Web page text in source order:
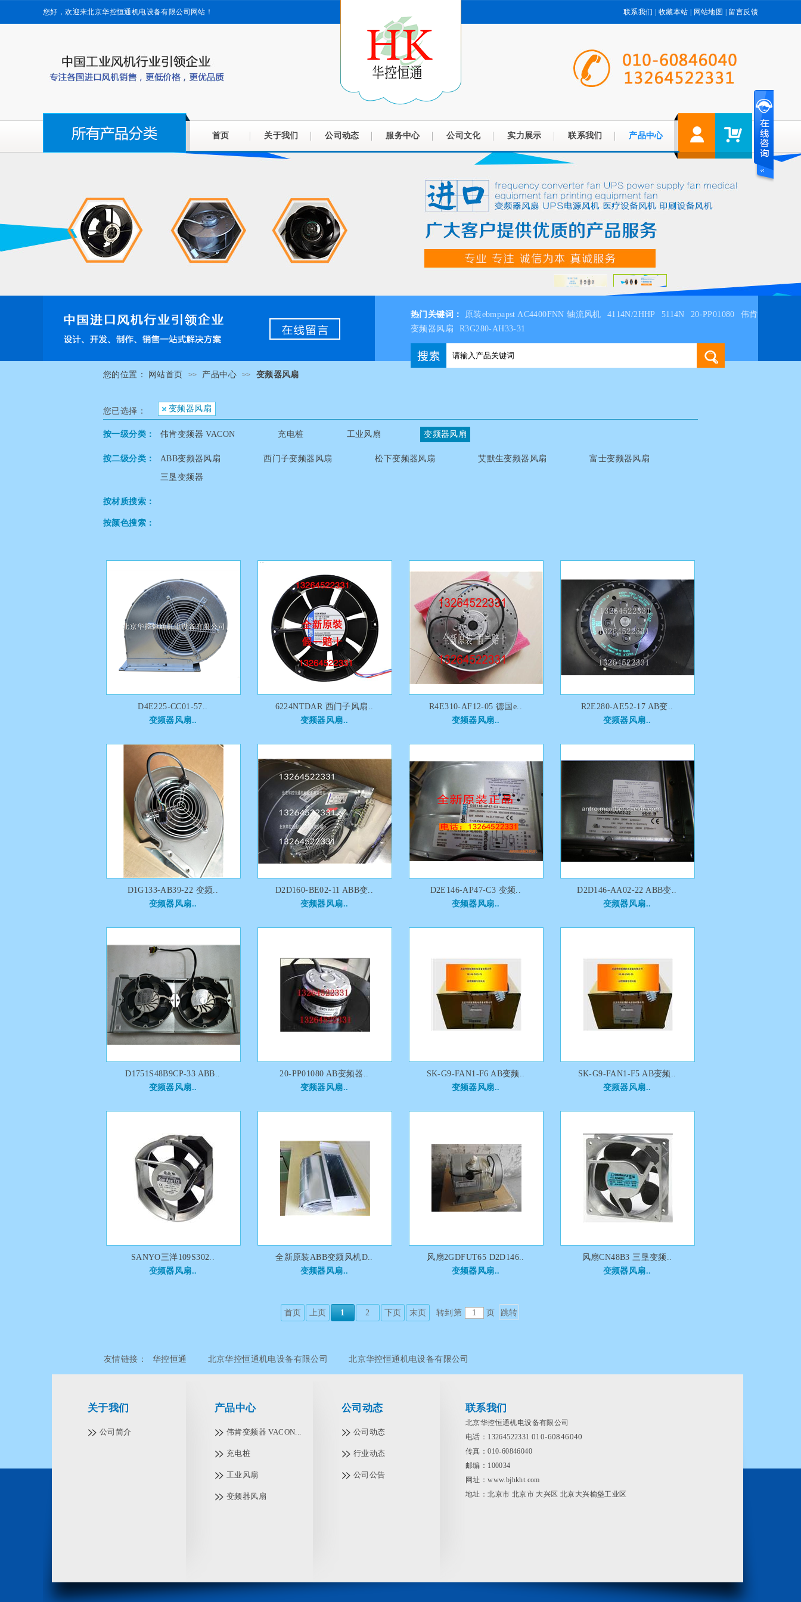
您好，欢迎来北京华控恒通机电设备有限公司网站！ 联系我们 收藏本站 网站地图 留言反馈
首页 关于我们 公司动态 服务中心 公司文化 实力展示 联系我们 产品中心
热门关键词： 原装ebmpapst AC4400FNN 轴流风机 4114N/2HHP 5114N 20-PP01080
伟肯
变频器风扇
R3G280-AH33-31
您的位置： 网站首页 >> 产品中心 >> 变频器风扇
您已选择： 变频器风扇
按一级分类： 伟肯变频器 VACON 充电桩 工业风扇 变频器风扇
按二级分类： ABB变频器风扇 西门子变频器风扇 松下变频器风扇 艾默生变频器风扇 富士变频器风扇
三垦变频器
按材质搜索：
按颜色搜索：
D4E225-CC01-57..
变频器风扇..
6224NTDAR 西门子风扇..
变频器风扇..
R4E310-AF12-05 德国e..
变频器风扇..
R2E280-AE52-17 AB变..
变频器风扇..
D1G133-AB39-22 变频..
变频器风扇..
D2D160-BE02-11 ABB变..
变频器风扇..
D2E146-AP47-C3 变频..
变频器风扇..
D2D146-AA02-22 ABB变..
变频器风扇..
D1751S48B9CP-33 ABB..
变频器风扇..
20-PP01080 AB变频器..
变频器风扇..
SK-G9-FAN1-F6 AB变频..
变频器风扇..
SK-G9-FAN1-F5 AB变频..
变频器风扇..
SANYO三洋109S302..
变频器风扇..
全新原装ABB变频风机D..
变频器风扇..
风扇2GDFUT65 D2D146..
变频器风扇..
风扇CN48B3 三垦变频..
变频器风扇..
首页 上页 1 2 下页 末页 转到第 页
友情链接： 华控恒通 北京华控恒通机电设备有限公司 北京华控恒通机电设备有限公司
关于我们
公司简介
产品中心
伟肯变频器 VACON...
充电桩
工业风扇
变频器风扇
公司动态
公司动态
行业动态
公司公告
联系我们
北京华控恒通机电设备有限公司
电话：13264522331 010-60846040
传真：010-60846040
邮编：100034
网址：www.bjhkht.com
地址：北京市 北京市 大兴区 北京大兴榆垡工业区